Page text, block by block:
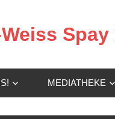
Spay
MEDIATHEKE